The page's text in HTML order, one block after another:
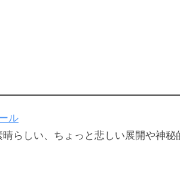
ル
らしい、ちょっと悲しい展開や神秘